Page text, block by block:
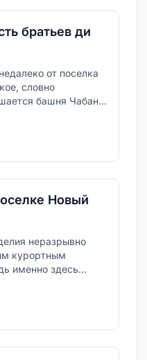
братьев ди
от поселка
словно
башня Чабан
имену...
Новый
неразрывно
курортным
именно здесь
орга...